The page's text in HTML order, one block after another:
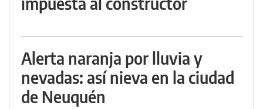
Alerta naranja por lluvia y
nevadas: así nieva en la ciudad
de Neuquén